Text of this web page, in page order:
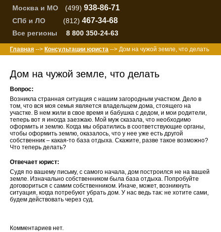
Москва и МО (499) 938-86-71
СПб и ЛО (812) 467-34-68
Все регионы 8 800 350-24-63
Главная --> Консультации юриста --> Дом на чужой земле, что делать
Дом на чужой земле, что делать
Вопрос:
Возникла странная ситуация с нашим загородным участком. Дело в
том, что вся моя семья является владельцем дома, стоящего на
участке. В нем жили в свое время и бабушка с дедом, и мои родители,
теперь вот я иногда заезжаю. Мой муж сказала, что необходимо
оформить и землю. Когда мы обратились в соответствующие органы,
чтобы оформить землю, оказалось, что у нее уже есть другой
собственник – какая-то база отдыха. Скажите, разве такое возможно?
Что теперь делать?
Отвечает юрист:
Судя по вашему письму, с самого начала, дом построился не на вашей
земле. Изначально собственником была база отдыха. Попробуйте
договориться с самим собственником. Иначе, может, возникнуть
ситуация, когда потребуют убрать дом. У нас ведь так: не хотите сами,
будем действовать через суд.
Комментариев нет.